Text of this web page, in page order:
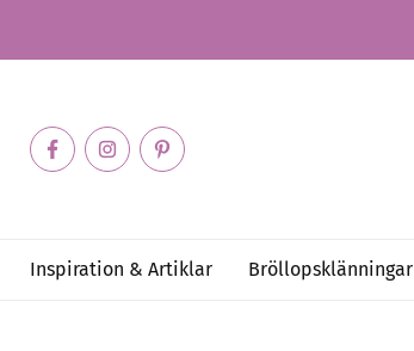
Inspiration & Artiklar Bröllopsklänningar